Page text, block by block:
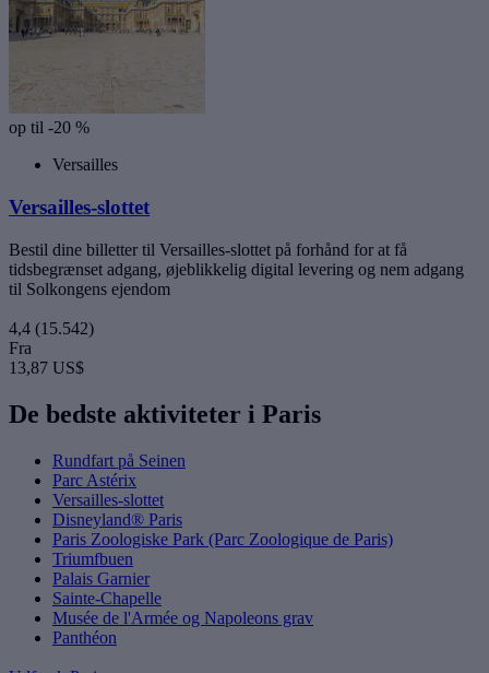
op til -20 %
Versailles
Versailles-slottet
Bestil dine billetter til Versailles-slottet på forhånd for at få
tidsbegrænset adgang, øjeblikkelig digital levering og nem adgang
til Solkongens ejendom
4,4 (15.542)
Fra
13,87 US$
De bedste aktiviteter i Paris
Rundfart på Seinen
Parc Astérix
Versailles-slottet
Disneyland® Paris
Paris Zoologiske Park (Parc Zoologique de Paris)
Triumfbuen
Palais Garnier
Sainte-Chapelle
Musée de l'Armée og Napoleons grav
Panthéon